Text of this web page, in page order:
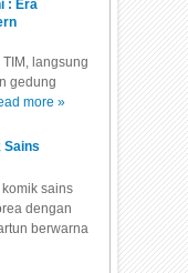
: Era
langsung
gedung
more »
Sains
sains
dengan
berwarna